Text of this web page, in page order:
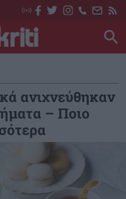
ανιχνεύθηκαν
– Ποιο